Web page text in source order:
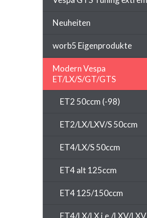
Neuheiten
worb5 Eigenprodukte
Modern Vespa
ET/LX/S/GT/GTS
ET2 50ccm (-98)
ET2/LX/LXV/S 50ccm
ET4/LX/S 50ccm
ET4 alt 125ccm
ET4 125/150ccm
ET4/LX/LX i.e./LXV/LXV